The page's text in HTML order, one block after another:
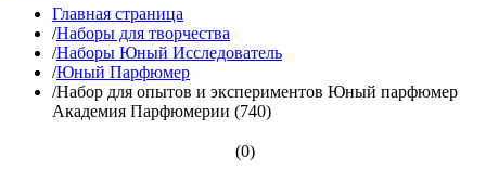
Главная страница
/Наборы для творчества
/Наборы Юный Исследователь
/Юный Парфюмер
/Набор для опытов и экспериментов Юный парфюмер
Академия Парфюмерии (740)
(0)